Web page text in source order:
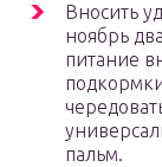
Вносить
ноябрь
питание
пальм.